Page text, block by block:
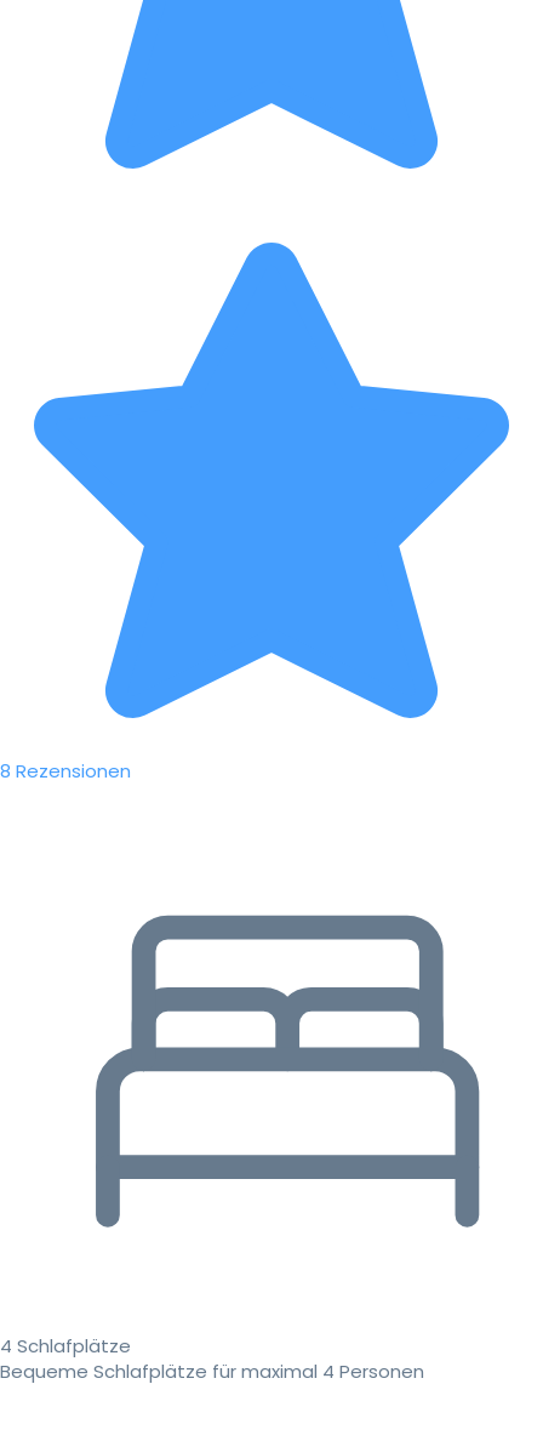
8 Rezensionen
4 Schlafplätze
Bequeme Schlafplätze für maximal 4 Personen